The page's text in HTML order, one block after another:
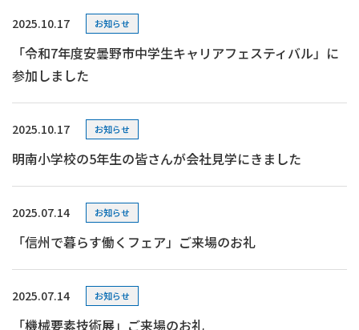
2025.10.17 お知らせ
「令和7年度安曇野市中学生キャリアフェスティバル」に
参加しました
2025.10.17 お知らせ
明南小学校の5年生の皆さんが会社見学にきました
2025.07.14 お知らせ
「信州で暮らす働くフェア」ご来場のお礼
2025.07.14 お知らせ
「機械要素技術展」ご来場のお礼